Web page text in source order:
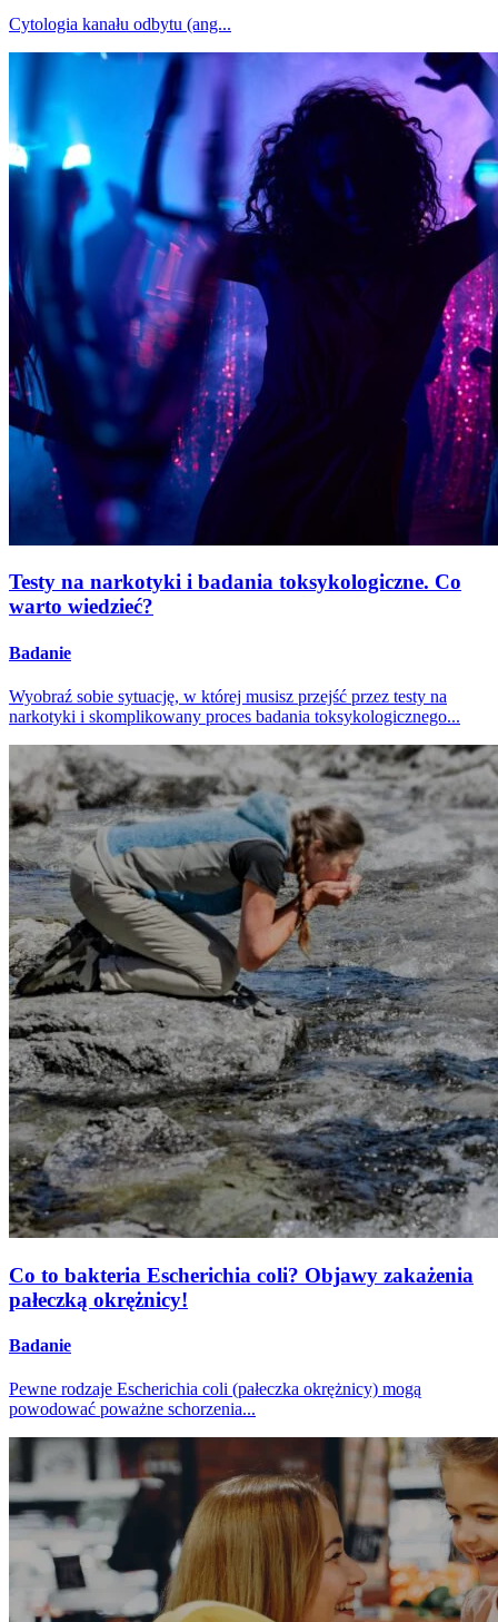
Cytologia kanału odbytu (ang...
Testy na narkotyki i badania toksykologiczne. Co
warto wiedzieć?
Badanie
Wyobraź sobie sytuację, w której musisz przejść przez testy na
narkotyki i skomplikowany proces badania toksykologicznego...
Co to bakteria Escherichia coli? Objawy zakażenia
pałeczką okrężnicy!
Badanie
Pewne rodzaje Escherichia coli (pałeczka okrężnicy) mogą
powodować poważne schorzenia...